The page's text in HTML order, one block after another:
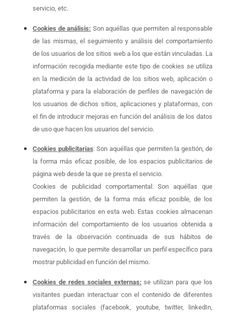
servicio, etc.
Cookies de análisis: Son aquéllas que permiten al responsable
de las mismas, el seguimiento y análisis del comportamiento
de los usuarios de los sitios web a los que están vinculadas. La
información recogida mediante este tipo de cookies se utiliza
en la medición de la actividad de los sitios web, aplicación o
plataforma y para la elaboración de perfiles de navegación de
los usuarios de dichos sitios, aplicaciones y plataformas, con
el fin de introducir mejoras en función del análisis de los datos
de uso que hacen los usuarios del servicio.
Cookies publicitarias: Son aquéllas que permiten la gestión, de
la forma más eficaz posible, de los espacios publicitarios de
página web desde la que se presta el servicio.
Cookies de publicidad comportamental: Son aquéllas que
permiten la gestión, de la forma más eficaz posible, de los
espacios publicitarios en esta web. Estas cookies almacenan
información del comportamiento de los usuarios obtenida a
través de la observación continuada de sus hábitos de
navegación, lo que permite desarrollar un perfil específico para
mostrar publicidad en función del mismo.
Cookies de redes sociales externas: se utilizan para que los
visitantes puedan interactuar con el contenido de diferentes
plataformas sociales (facebook, youtube, twitter, linkedIn,